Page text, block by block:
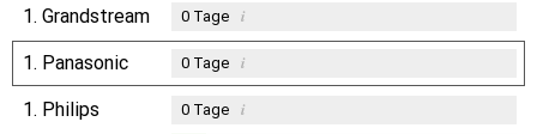
1. Grandstream 0Tage i
1. Panasonic 0Tage i
1. Philips 0Tage i